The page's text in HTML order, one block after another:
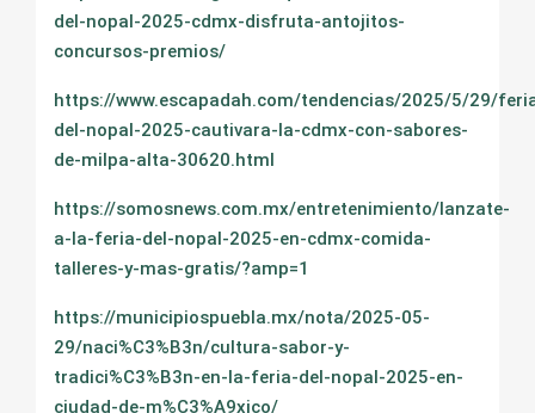
del-nopal-2025-cdmx-disfruta-antojitos-
concursos-premios/
https://www.escapadah.com/tendencias/2025/5/29/
del-nopal-2025-cautivara-la-cdmx-con-sabores-
de-milpa-alta-30620.html
https://somosnews.com.mx/entretenimiento/lanzate-
a-la-feria-del-nopal-2025-en-cdmx-comida-
talleres-y-mas-gratis/?amp=1
https://municipiospuebla.mx/nota/2025-05-
29/naci%C3%B3n/cultura-sabor-y-
tradici%C3%B3n-en-la-feria-del-nopal-2025-en-
ciudad-de-m%C3%A9xico/